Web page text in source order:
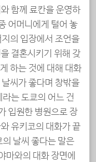
함께 료칸을 운영하
어머니에게 털어 놓
의 입장에서 조언을
결혼시키기 위해 갖
하는 것에 대해 대화
씨가 좋다며 창밖을
는 도쿄의 어느 건
입원한 병원으로 장
유키코의 대화가 끝
날씨 좋다는 말은
마와의 대화 장면에